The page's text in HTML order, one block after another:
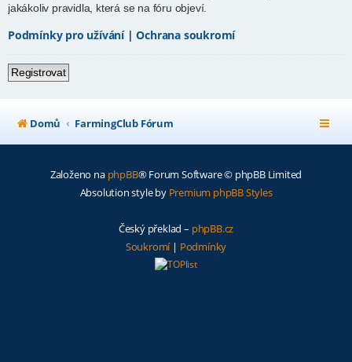
jakákoliv pravidla, která se na fóru objeví.
Podmínky pro užívání|Ochrana soukromí
Registrovat
Domů FarmingClub Fórum
Založeno na phpBB® Forum Software © phpBB Limited
Absolution style by Premium phpBB Styles
Český překlad – phpBB.cz
Soukromí| Podmínky